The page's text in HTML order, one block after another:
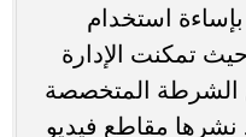
استخدام
تمكنت الإدارة
الشرطة المتخصصة
مقاطع فيديو